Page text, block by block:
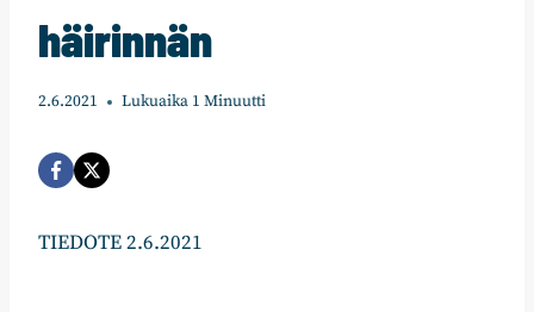
häirinnän
2.6.2021 Lukuaika 1 Minuutti
TIEDOTE 2.6.2021